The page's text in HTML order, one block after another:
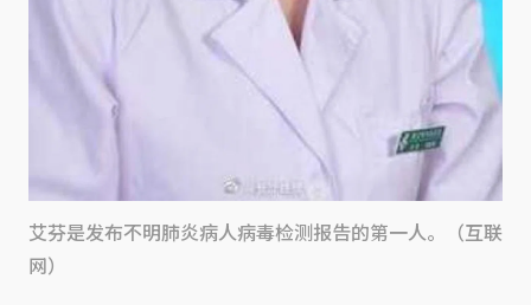
艾芬是发布不明肺炎病人病毒检测报告的第一人。（互联
网）